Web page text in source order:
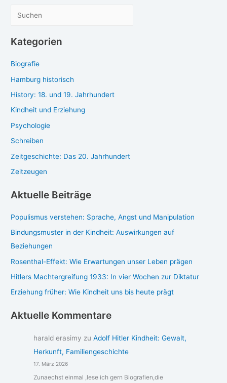
kras­
na­
über­
win­
den
c
e
n
Kategorien
Biografie
Hamburg historisch
History: 18. und 19. Jahrhundert
Kindheit und Erziehung
Psychologie
Schreiben
Zeitgeschichte: Das 20. Jahrhundert
Zeitzeugen
Aktuelle Beiträge
Populismus verstehen: Sprache, Angst und Manipulation
Bindungsmuster in der Kindheit: Auswirkungen auf
Beziehungen
Rosenthal-Effekt: Wie Erwartungen unser Leben prägen
Hitlers Machtergreifung 1933: In vier Wochen zur Diktatur
Erziehung früher: Wie Kindheit uns bis heute prägt
Aktuelle Kommentare
harald erasimy zu Adolf Hitler Kindheit: Gewalt,
Herkunft, Familiengeschichte
17. März 2026
Zunaechst einmal ,lese ich gern Biografien,die